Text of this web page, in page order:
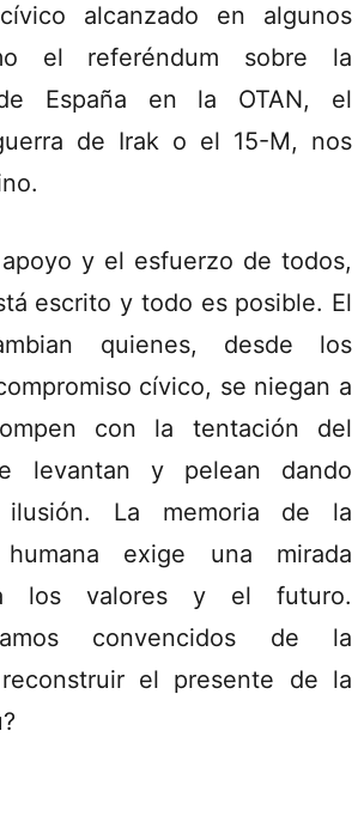
alcanzado en algunos
el referéndum sobre la
España en la OTAN, el
de Irak o el 15-M, nos
y el esfuerzo de todos,
escrito y todo es posible. El
quienes, desde los
cívico, se niegan a
con la tentación del
levantan y pelean dando
La memoria de la
humana exige una mirada
los valores y el futuro.
convencidos de la
el presente de la